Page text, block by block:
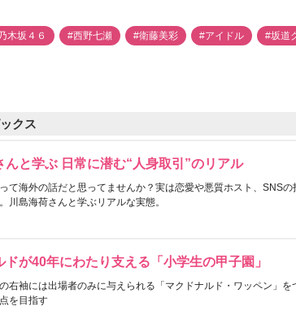
木坂４６ #西野七瀬 #衛藤美彩 #アイドル #坂道
クス
んと学ぶ 日常に潜む“人身取引”のリアル
って海外の話だと思ってませんか？実は恋愛や悪質ホスト、SNSの
川島海荷さんと学ぶリアルな実態。
ドが40年にわたり支える「小学生の甲子園」
右袖には出場者のみに与えられる「マクドナルド・ワッペン」を
を目指す